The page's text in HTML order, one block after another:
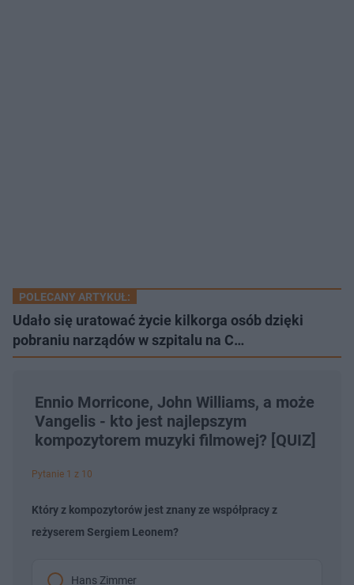
POLECANY ARTYKUŁ:
Udało się uratować życie kilkorga osób dzięki
pobraniu narządów w szpitalu na C…
Ennio Morricone, John Williams, a może
Vangelis - kto jest najlepszym
kompozytorem muzyki filmowej? [QUIZ]
Pytanie 1 z 10
Który z kompozytorów jest znany ze współpracy z
reżyserem Sergiem Leonem?
Hans Zimmer